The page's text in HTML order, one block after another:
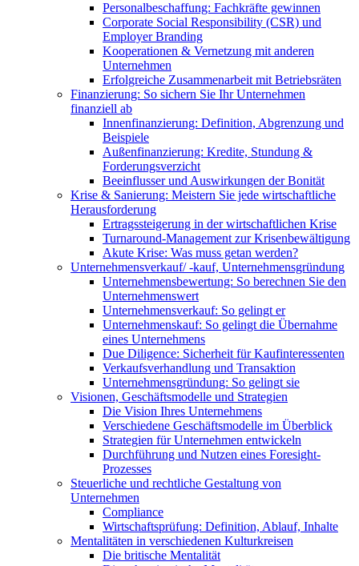
Personalbeschaffung: Fachkräfte gewinnen
Corporate Social Responsibility (CSR) und
Employer Branding
Kooperationen & Vernetzung mit anderen
Unternehmen
Erfolgreiche Zusammenarbeit mit Betriebsräten
Finanzierung: So sichern Sie Ihr Unternehmen
finanziell ab
Innenfinanzierung: Definition, Abgrenzung und
Beispiele
Außenfinanzierung: Kredite, Stundung &
Forderungsverzicht
Beeinflusser und Auswirkungen der Bonität
Krise & Sanierung: Meistern Sie jede wirtschaftliche
Herausforderung
Ertragssteigerung in der wirtschaftlichen Krise
Turnaround-Management zur Krisenbewältigung
Akute Krise: Was muss getan werden?
Unternehmensverkauf/ -kauf, Unternehmensgründung
Unternehmensbewertung: So berechnen Sie den
Unternehmenswert
Unternehmensverkauf: So gelingt er
Unternehmenskauf: So gelingt die Übernahme
eines Unternehmens
Due Diligence: Sicherheit für Kaufinteressenten
Verkaufsverhandlung und Transaktion
Unternehmensgründung: So gelingt sie
Visionen, Geschäftsmodelle und Strategien
Die Vision Ihres Unternehmens
Verschiedene Geschäftsmodelle im Überblick
Strategien für Unternehmen entwickeln
Durchführung und Nutzen eines Foresight-
Prozesses
Steuerliche und rechtliche Gestaltung von
Unternehmen
Compliance
Wirtschaftsprüfung: Definition, Ablauf, Inhalte
Mentalitäten in verschiedenen Kulturkreisen
Die britische Mentalität